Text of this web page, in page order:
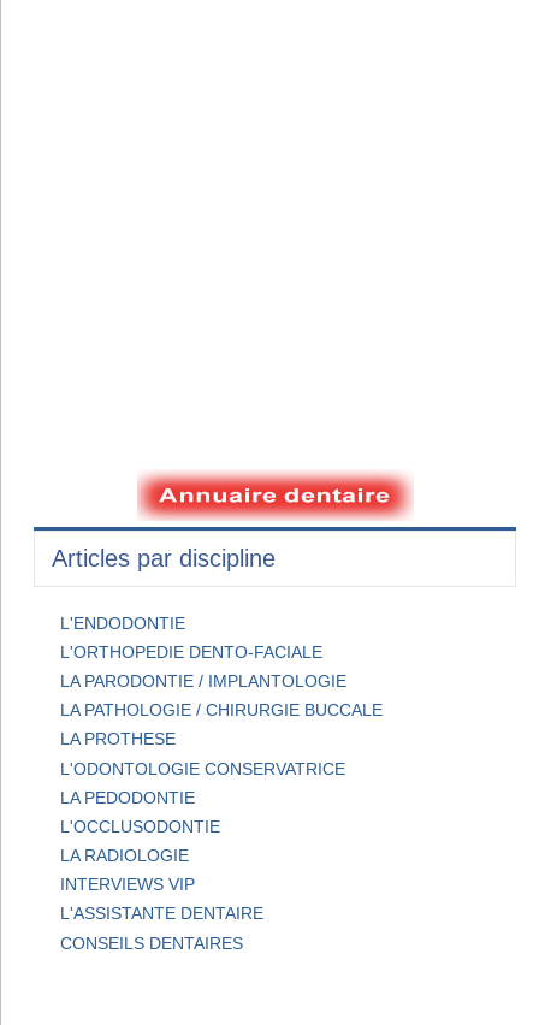
Articles par discipline
L'ENDODONTIE
L'ORTHOPEDIE DENTO-FACIALE
LA PARODONTIE / IMPLANTOLOGIE
LA PATHOLOGIE / CHIRURGIE BUCCALE
LA PROTHESE
L'ODONTOLOGIE CONSERVATRICE
LA PEDODONTIE
L'OCCLUSODONTIE
LA RADIOLOGIE
INTERVIEWS VIP
L'ASSISTANTE DENTAIRE
CONSEILS DENTAIRES